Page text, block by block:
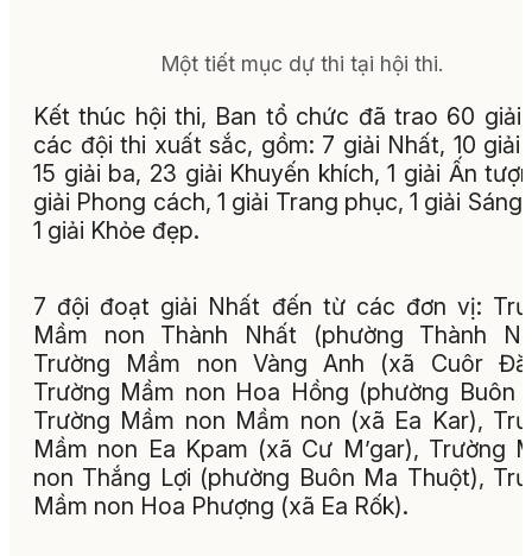
Một tiết mục dự thi tại hội thi.
Kết thúc hội thi, Ban tổ chức đã trao 60 giải
các đội thi xuất sắc, gồm: 7 giải Nhất, 10 giải
15 giải ba, 23 giải Khuyến khích, 1 giải Ấn
giải Phong cách, 1 giải Trang phục, 1 giải Sáng
1 giải Khỏe đẹp.
7 đội đoạt giải Nhất đến từ các đơn vị:
Mầm non Thành Nhất (phường Thành
Trường Mầm non Vàng Anh (xã Cuôr
Trường Mầm non Hoa Hồng (phường Buôn
Trường Mầm non Mầm non (xã Ea Kar),
Mầm non Ea Kpam (xã Cư M’gar), Trường
non Thắng Lợi (phường Buôn Ma Thuột),
Mầm non Hoa Phượng (xã Ea Rốk).